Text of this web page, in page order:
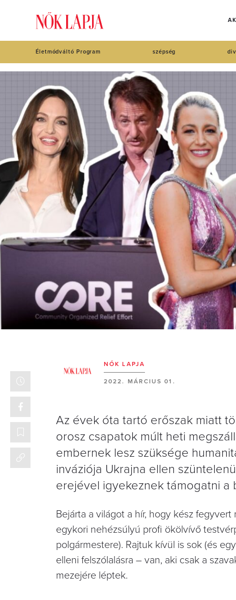
Életmódváltó Program szépség
NŐK LAPJA
2022. MÁRCIUS 01.
Az évek óta tartó erőszak miatt
orosz csapatok múlt heti
embernek lesz szüksége
inváziója Ukrajna ellen
erejével igyekeznek támogatni
Bejárta a világot a hír, hogy kész
egykori nehézsúlyú profi ökölvívő
polgármestere). Rajtuk kívül is sok (és
elleni felszólalásra – van, aki csak a
mezejére léptek.